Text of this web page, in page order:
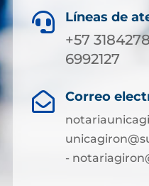
 Líneas de
+57
6992127
 Correo
-